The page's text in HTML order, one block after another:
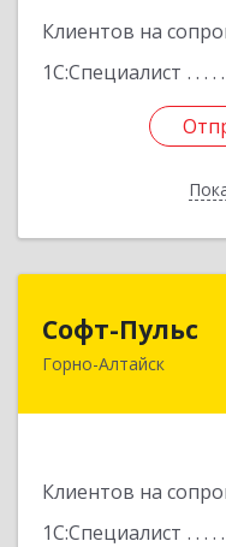
Клиентов на
1С:Специалист
Софт-Пульс
Горно-Алтайск
Клиентов на
1С:Специалист
649006,